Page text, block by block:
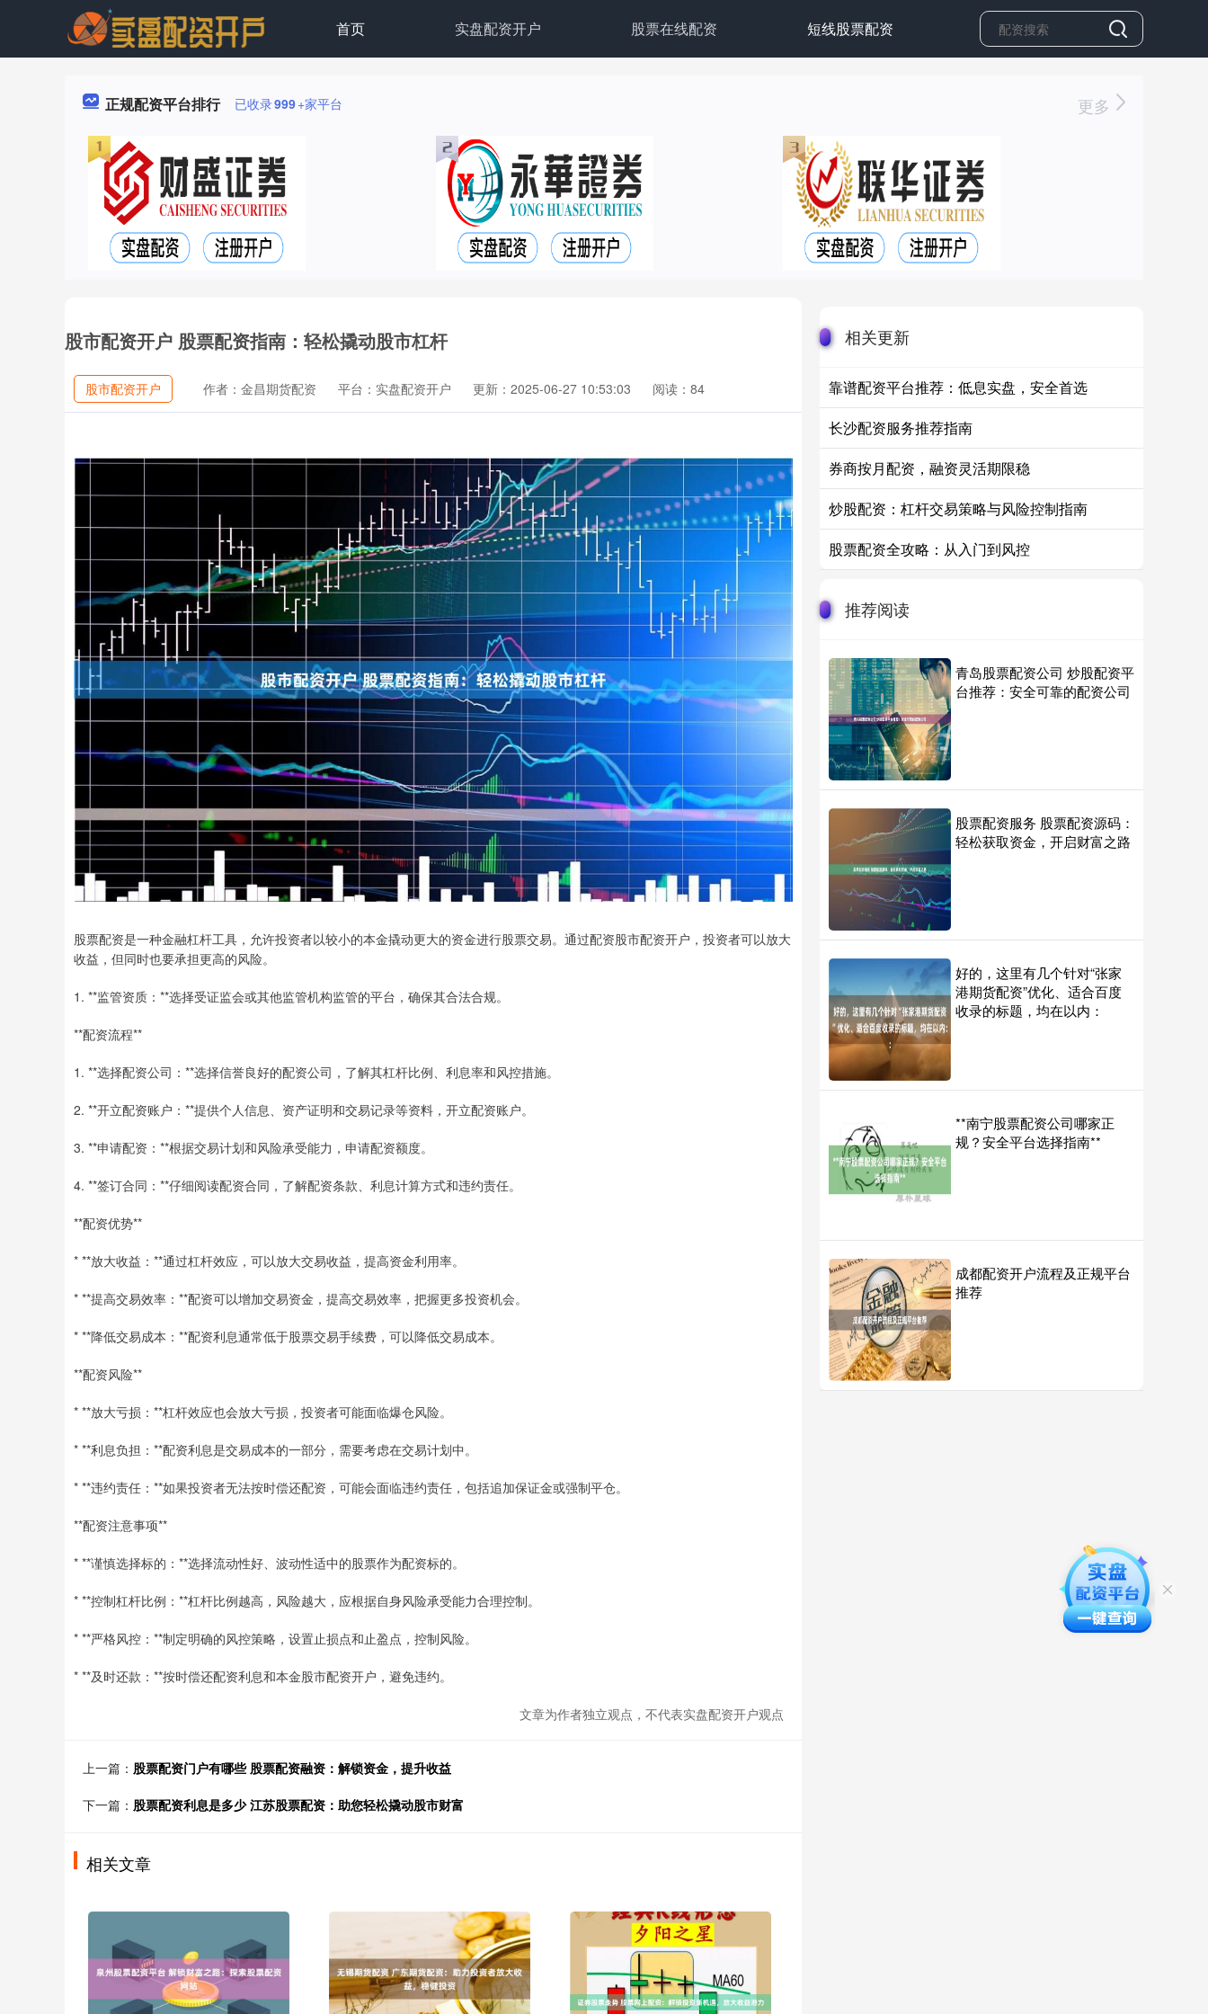
首页 实盘配资开户 股票在线配资 短线股票配资
正规配资平台排行 已收录999+家平台 更多
股市配资开户 股票配资指南：轻松撬动股市杠杆
股市配资开户 作者：金昌期货配资 平台：实盘配资开户 更新：2025-06-27 10:53:03 阅读：84
股票配资是一种金融杠杆工具，允许投资者以较小的本金撬动更大的资金进行股票交易。通过配资股市配资开户，投资者可以放大
收益，但同时也要承担更高的风险。
1. **监管资质：**选择受证监会或其他监管机构监管的平台，确保其合法合规。
**配资流程**
1. **选择配资公司：**选择信誉良好的配资公司，了解其杠杆比例、利息率和风控措施。
2. **开立配资账户：**提供个人信息、资产证明和交易记录等资料，开立配资账户。
3. **申请配资：**根据交易计划和风险承受能力，申请配资额度。
4. **签订合同：**仔细阅读配资合同，了解配资条款、利息计算方式和违约责任。
**配资优势**
* **放大收益：**通过杠杆效应，可以放大交易收益，提高资金利用率。
* **提高交易效率：**配资可以增加交易资金，提高交易效率，把握更多投资机会。
* **降低交易成本：**配资利息通常低于股票交易手续费，可以降低交易成本。
**配资风险**
* **放大亏损：**杠杆效应也会放大亏损，投资者可能面临爆仓风险。
* **利息负担：**配资利息是交易成本的一部分，需要考虑在交易计划中。
* **违约责任：**如果投资者无法按时偿还配资，可能会面临违约责任，包括追加保证金或强制平仓。
**配资注意事项**
* **谨慎选择标的：**选择流动性好、波动性适中的股票作为配资标的。
* **控制杠杆比例：**杠杆比例越高，风险越大，应根据自身风险承受能力合理控制。
* **严格风控：**制定明确的风控策略，设置止损点和止盈点，控制风险。
* **及时还款：**按时偿还配资利息和本金股市配资开户，避免违约。
文章为作者独立观点，不代表实盘配资开户观点
上一篇： 股票配资门户有哪些 股票配资融资：解锁资金，提升收益
下一篇： 股票配资利息是多少 江苏股票配资：助您轻松撬动股市财富
相关文章
相关更新
靠谱配资平台推荐：低息实盘，安全首选
长沙配资服务推荐指南
券商按月配资，融资灵活期限稳
炒股配资：杠杆交易策略与风险控制指南
股票配资全攻略：从入门到风控
推荐阅读
青岛股票配资公司 炒股配资平
台推荐：安全可靠的配资公司
股票配资服务 股票配资源码：
轻松获取资金，开启财富之路
好的，这里有几个针对“张家
港期货配资”优化、适合百度
收录的标题，均在以内：
**南宁股票配资公司哪家正
规？安全平台选择指南**
成都配资开户流程及正规平台
推荐